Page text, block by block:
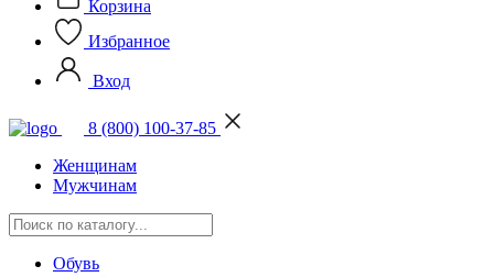
Корзина
Избранное
Вход
8 (800) 100-37-85
Женщинам
Мужчинам
Обувь